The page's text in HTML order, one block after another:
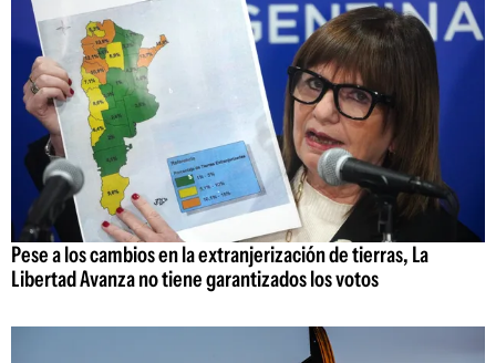
Pese a los cambios en la extranjerización de tierras, La
Libertad Avanza no tiene garantizados los votos